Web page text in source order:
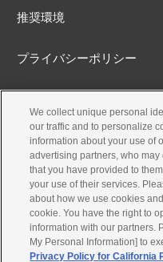
推奨環境
プライバシーポリシー
アクセシビリティ方針
古物営業法に基づく表示
お問合せ
We collect unique personal
our traffic and to personalize
information about your use of
advertising partners, who
that you have provided to
your use of their services.
about how we use cookies
cookie. You have the right to
information with our partners.
My Personal Information] to
Privacy Policy for California